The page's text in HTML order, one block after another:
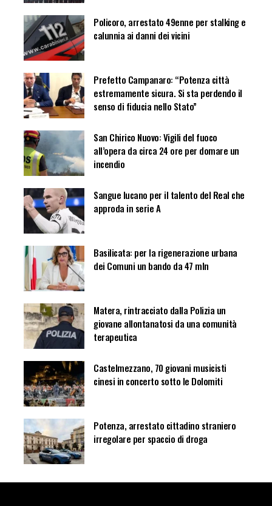
Policoro, arrestato 49enne per stalking e
calunnia ai danni dei vicini
Prefetto Campanaro: “Potenza città
estremamente sicura. Si sta perdendo il
senso di fiducia nello Stato”
San Chirico Nuovo: Vigili del fuoco
all’opera da circa 24 ore per domare un
incendio
Sangue lucano per il talento del Real che
approda in serie A
Basilicata: per la rigenerazione urbana
dei Comuni un bando da 47 mln
Matera, rintracciato dalla Polizia un
giovane allontanatosi da una comunità
terapeutica
Castelmezzano, 70 giovani musicisti
cinesi in concerto sotto le Dolomiti
Potenza, arrestato cittadino straniero
irregolare per spaccio di droga